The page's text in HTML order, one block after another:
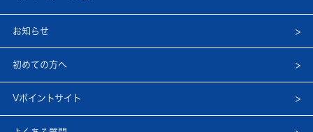
お知らせ
初めての方へ
Vポイントサイト